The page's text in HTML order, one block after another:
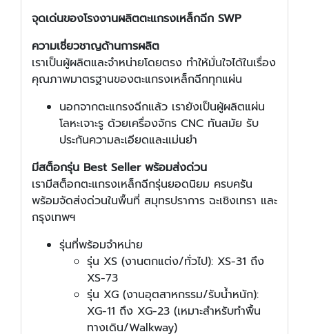
จุดเด่นของโรงงานผลิตตะแกรงเหล็กฉีก SWP
ความเชี่ยวชาญด้านการผลิต
เราเป็นผู้ผลิตและจำหน่ายโดยตรง ทำให้มั่นใจได้ในเรื่อง
คุณภาพมาตรฐานของตะแกรงเหล็กฉีกทุกแผ่น
นอกจากตะแกรงฉีกแล้ว เรายังเป็นผู้ผลิตแผ่น
โลหะเจาะรู ด้วยเครื่องจักร CNC ทันสมัย รับ
ประกันความละเอียดและแม่นยำ
มีสต็อกรุ่น Best Seller พร้อมส่งด่วน
เรามีสต็อกตะแกรงเหล็กฉีกรุ่นยอดนิยม ครบครัน
พร้อมจัดส่งด่วนในพื้นที่ สมุทรปราการ ฉะเชิงเทรา และ
กรุงเทพฯ
รุ่นที่พร้อมจำหน่าย
รุ่น XS (งานตกแต่ง/ทั่วไป): XS-31 ถึง
XS-73
รุ่น XG (งานอุตสาหกรรม/รับน้ำหนัก):
XG-11 ถึง XG-23 (เหมาะสำหรับทำพื้น
ทางเดิน/Walkway)